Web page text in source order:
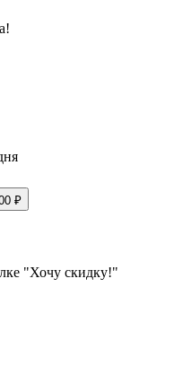
₽
"Хочу скидку!"